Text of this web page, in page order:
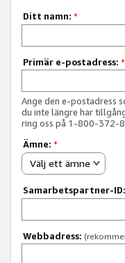
Ditt namn: *
Primär e-postadress: *
Ange den e-postadress
du inte längre har
ring oss på 1-800-372-
Ämne: *
Välj ett ämne
Samarbetspartner-ID:
Webbadress: